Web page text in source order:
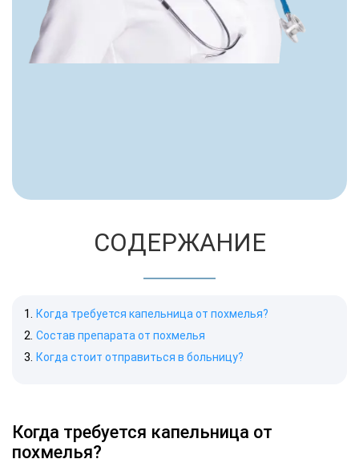
СОДЕРЖАНИЕ
Когда требуется капельница от похмелья?
Состав препарата от похмелья
Когда стоит отправиться в больницу?
Когда требуется капельница от
похмелья?